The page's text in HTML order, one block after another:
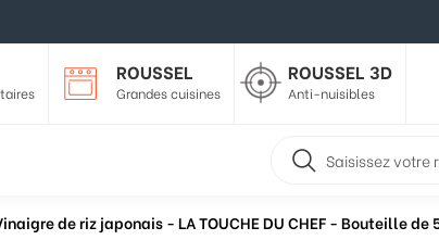
ROUSSEL
Grandes cuisines
ROUSSEL 3D
Anti-nuisibles
de riz japonais - LA TOUCHE DU CHEF - Bouteille de